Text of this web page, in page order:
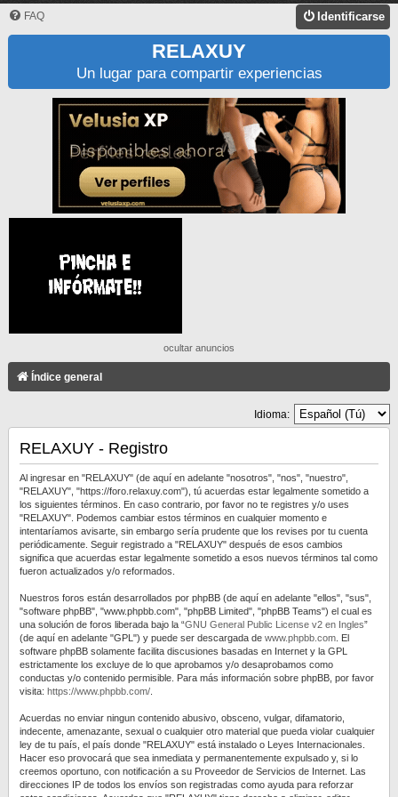
FAQ Identificarse
RELAXUY
Un lugar para compartir experiencias
ocultar anuncios
Índice general
Idioma:
RELAXUY - Registro
Al ingresar en "RELAXUY" (de aquí en adelante "nosotros", "nos", "nuestro",
"RELAXUY", "https://foro.relaxuy.com"), tú acuerdas estar legalmente sometido a
los siguientes términos. En caso contrario, por favor no te registres y/o uses
"RELAXUY". Podemos cambiar estos términos en cualquier momento e
intentaríamos avisarte, sin embargo sería prudente que los revises por tu cuenta
periódicamente. Seguir registrado a "RELAXUY" después de esos cambios
significa que acuerdas estar legalmente sometido a esos nuevos términos tal como
fueron actualizados y/o reformados.
Nuestros foros están desarrollados por phpBB (de aquí en adelante "ellos", "sus",
"software phpBB", "www.phpbb.com", "phpBB Limited", "phpBB Teams") el cual es
una solución de foros liberada bajo la “GNU General Public License v2 en Ingles”
(de aquí en adelante "GPL") y puede ser descargada de www.phpbb.com . El
software phpBB solamente facilita discusiones basadas en Internet y la GPL
estrictamente los excluye de lo que aprobamos y/o desaprobamos como
conductas y/o contenido permisible. Para más información sobre phpBB, por favor
visita: https://www.phpbb.com/
Acuerdas no enviar ningun contenido abusivo, obsceno, vulgar, difamatorio,
indecente, amenazante, sexual o cualquier otro material que pueda violar cualquier
ley de tu país, el país donde "RELAXUY" está instalado o Leyes Internacionales.
Hacer eso provocará que sea inmediata y permanentemente expulsado y, si lo
creemos oportuno, con notificación a su Proveedor de Servicios de Internet. Las
direcciones IP de todos los envíos son registradas como ayuda para reforzar